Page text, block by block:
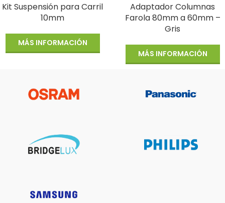
Kit Suspensión para Carril
10mm
MÁS INFORMACIÓN
Adaptador Columnas
Farola 80mm a 60mm –
Gris
MÁS INFORMACIÓN